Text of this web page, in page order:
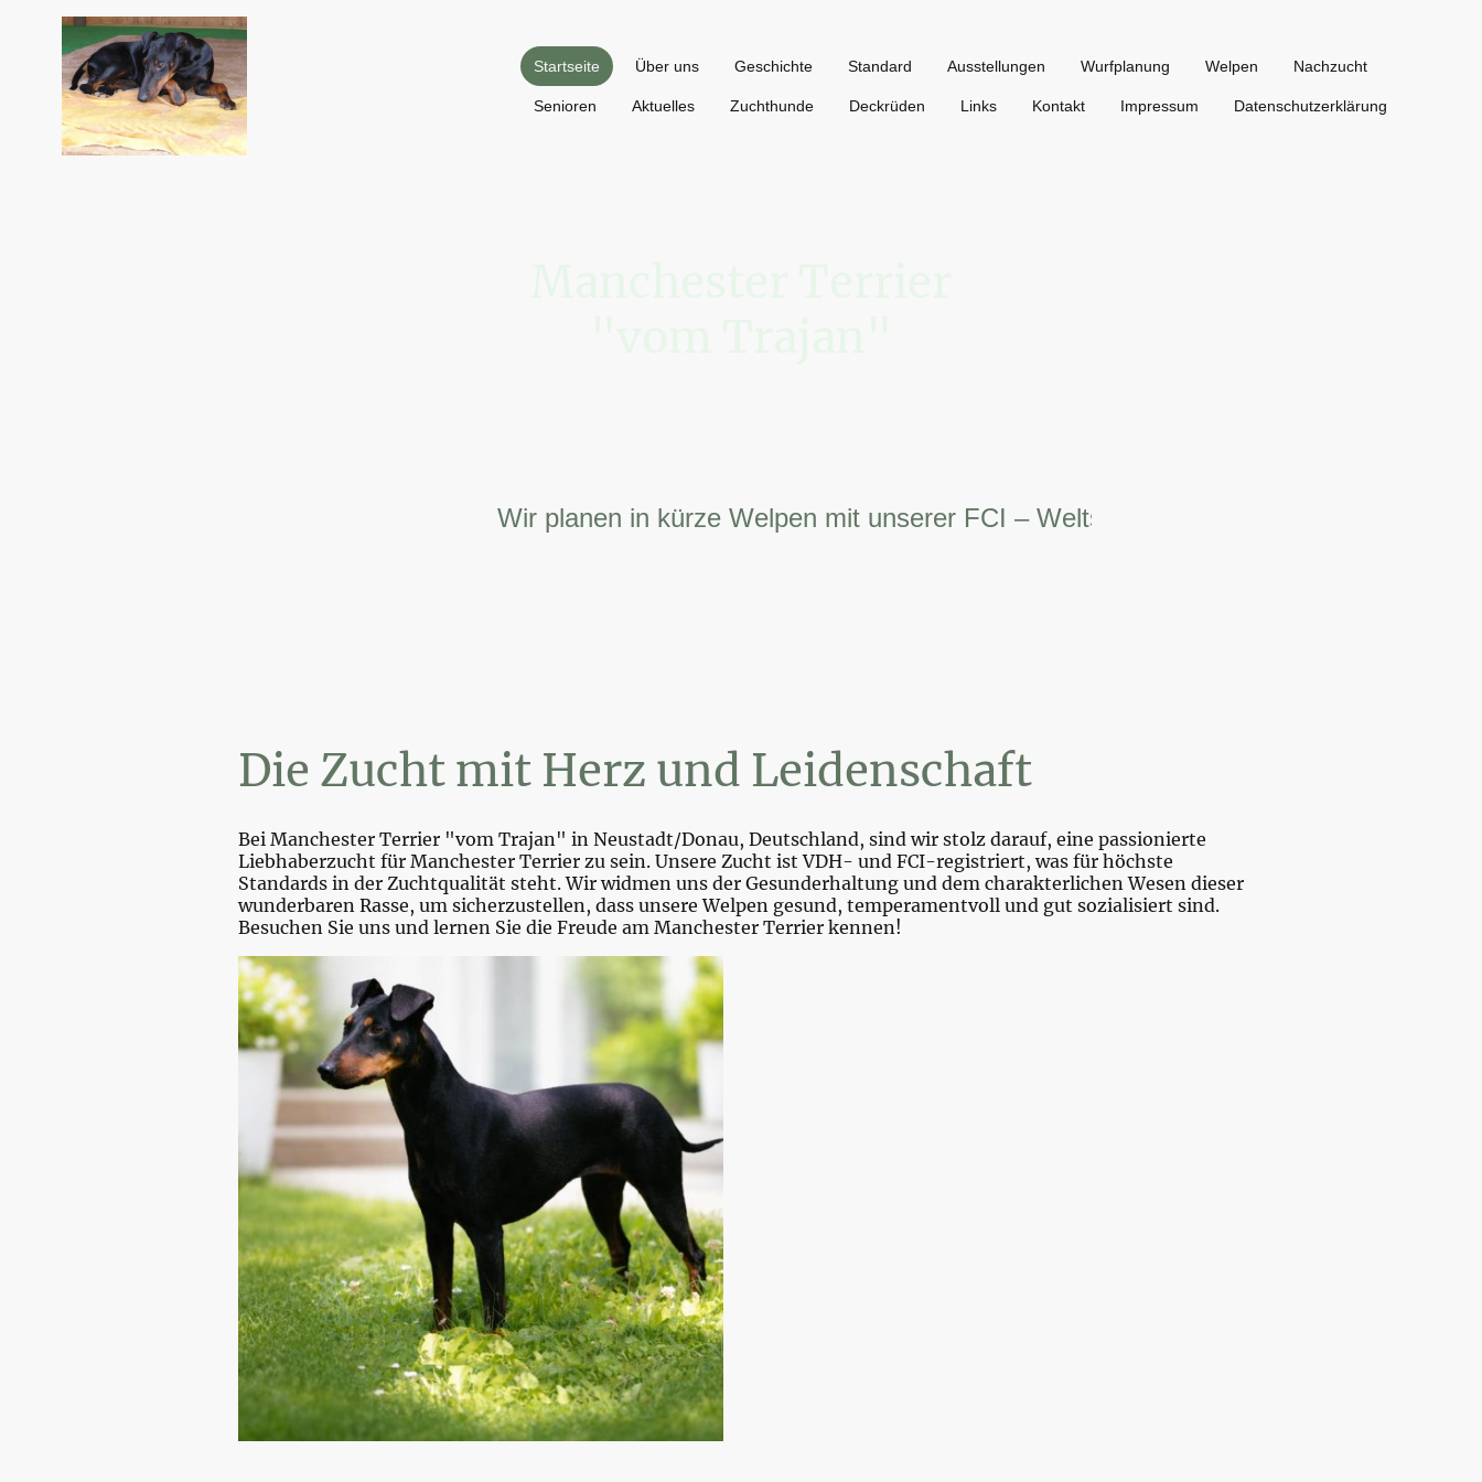
Startseite Über uns Geschichte Standard Ausstellungen Wurfplanung Welpen Nachzucht
Senioren Aktuelles Zuchthunde Deckrüden Links Kontakt Impressum Datenschutzerklärung
Wir planen in kürze Welpen mit unserer FCI – Weltsiegerin.
Die Zucht mit Herz und Leidenschaft
Bei Manchester Terrier "vom Trajan" in Neustadt/Donau, Deutschland, sind wir stolz darauf, eine passionierte
Liebhaberzucht für Manchester Terrier zu sein. Unsere Zucht ist VDH- und FCI-registriert, was für höchste
Standards in der Zuchtqualität steht. Wir widmen uns der Gesunderhaltung und dem charakterlichen Wesen dieser
wunderbaren Rasse, um sicherzustellen, dass unsere Welpen gesund, temperamentvoll und gut sozialisiert sind.
Besuchen Sie uns und lernen Sie die Freude am Manchester Terrier kennen!